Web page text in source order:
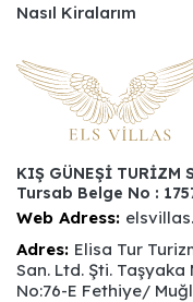
Nasıl Kiralarım
KIŞ GÜNEŞİ TURİZM
Tursab Belge No :
Web Adress:
Adres: Elisa Tur
San. Ltd. Şti.
No:76-E Fethiye/